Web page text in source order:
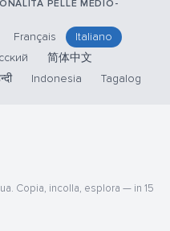
PELLE MEDIO-
Français
Italiano
简体中文
Indonesia Tagalog
Copia, incolla, esplora — in 15